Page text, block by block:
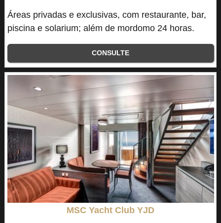
Áreas privadas e exclusivas, com restaurante, bar,
piscina e solarium; além de mordomo 24 horas.
CONSULTE
MSC Yacht Club YJD